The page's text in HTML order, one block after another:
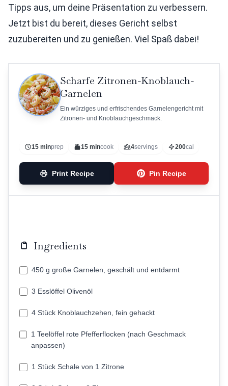
Tipps aus, um deine Präsentation zu verbessern.
Jetzt bist du bereit, dieses Gericht selbst
zuzubereiten und zu genießen. Viel Spaß dabei!
Scharfe Zitronen-Knoblauch-
Garnelen
Ein würziges und erfrischendes Garnelengericht mit
Zitronen- und Knoblauchgeschmack.
15 minprep 15 mincook 4servings 200cal
Print Recipe Pin Recipe
Ingredients
450 g große Garnelen, geschält und entdarmt
3 Esslöffel Olivenöl
4 Stück Knoblauchzehen, fein gehackt
1 Teelöffel rote Pfefferflocken (nach Geschmack
anpassen)
1 Stück Schale von 1 Zitrone